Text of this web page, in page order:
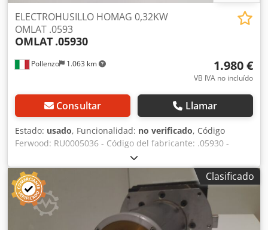
Pollenzo 1.063 km
ELECTROHUSILLO HOMAG 0,32KW
OMLAT .0593
OMLAT .05930
1.980 €
VB IVA no incluído
Consultar Llamar
Estado: usado, Funcionalidad: no verificado, Código
Ferwood: RU0005036 - Código del fabricante: .05930 -
Estado: Usado - Funcionalidad: No probado - Máquina
compatible: CNC HOMAG - Si está interesado, ofrecemos
un servicio de revisión; póngase en contacto con nosotros.
Chodpfx Ahszmh Dzeboa
Clasificado